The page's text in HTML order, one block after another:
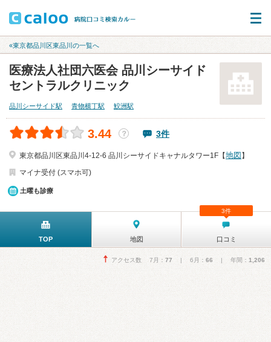
«東京都品川区東品川の一覧へ
医療法人社団六医会 品川シーサイド
セントラルクリニック
品川シーサイド駅 青物横丁駅 鮫洲駅
3.44 ？ 3件
東京都品川区東品川4-12-6 品川シーサイドキャナルタワー1F【地図 】
マイナ受付 (スマホ可)
土曜も診療
TOP 地図 口コミ
3件
アクセス数 7月： 77 | 6月： 66 | 年間： 1,206